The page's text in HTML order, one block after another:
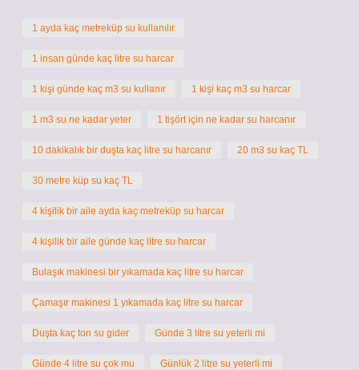
1 ayda kaç metreküp su kullanılır
1 insan günde kaç litre su harcar
1 kişi günde kaç m3 su kullanır 1 kişi kaç m3 su harcar
1 m3 su ne kadar yeter 1 tişört için ne kadar su harcanır
10 dakikalık bir duşta kaç litre su harcanır 20 m3 su kaç TL
30 metre küp su kaç TL
4 kişilik bir aile ayda kaç metreküp su harcar
4 kişilik bir aile günde kaç litre su harcar
Bulaşık makinesi bir yıkamada kaç litre su harcar
Çamaşır makinesi 1 yıkamada kaç litre su harcar
Duşta kaç ton su gider Günde 3 litre su yeterli mi
Günde 4 litre su çok mu Günlük 2 litre su yeterli mi